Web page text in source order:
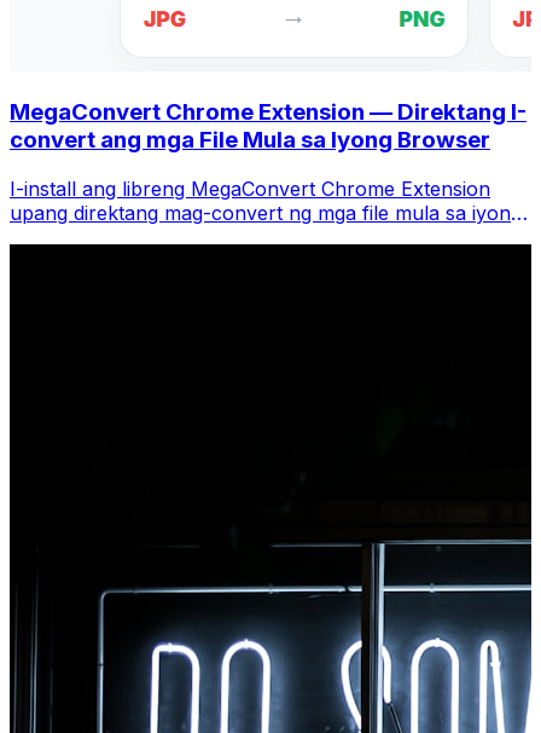
MegaConvert Chrome Extension — Direktang I-
convert ang mga File Mula sa Iyong Browser
I-install ang libreng MegaConvert Chrome Extension
upang direktang mag-convert ng mga file mula sa iyong